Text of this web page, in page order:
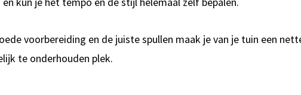
voorbereiding en de juiste spullen maak je van je tuin een
te onderhouden plek.